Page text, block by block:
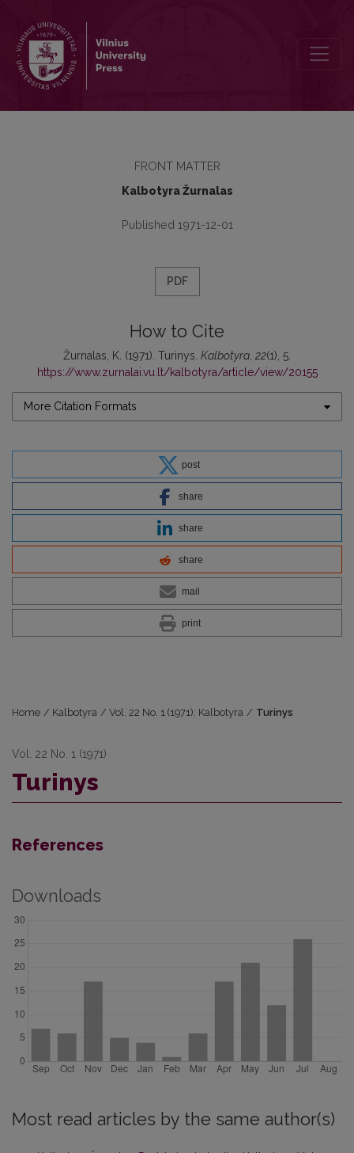
FRONT MATTER
Kalbotyra Žurnalas
Published 1971-12-01
PDF
How to Cite
Žurnalas, K. (1971). Turinys. Kalbotyra 22(1), 5.
https://www.zurnalai.vu.lt/kalbotyra/article/view/20155
More Citation Formats
post
share
share
share
mail
print
Home / Kalbotyra / Vol. 22 No. 1 (1971): Kalbotyra / Turinys
Vol. 22 No. 1 (1971)
Turinys
References
Downloads
Most read articles by the same author(s)